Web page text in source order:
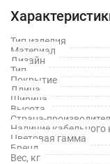
Тип изделия
Материал
Дизайн
Тип
Покрытие
Длина
Ширина
Высота
Страна-
Наличие кабельного
Цветовая гамма
Бренд
Вес, кг